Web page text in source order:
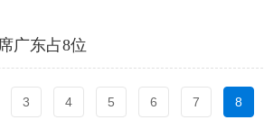
广东占8位
3 4 5 6 7 8